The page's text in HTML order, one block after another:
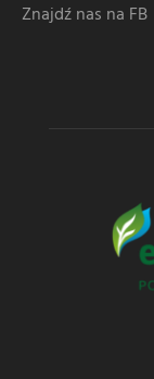
Znajdź nas na FB